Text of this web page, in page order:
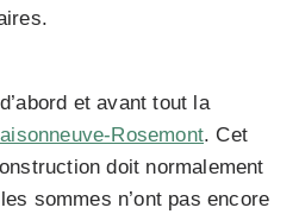
et avant tout la
Rosemont. Cet
doit normalement
sommes n’ont pas encore